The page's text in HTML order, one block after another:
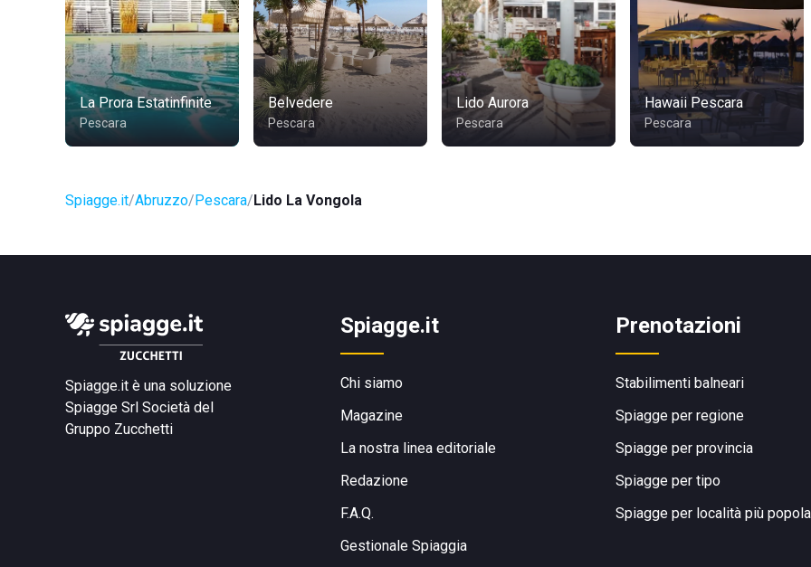
La Prora Estatinfinite
Pescara
Belvedere
Pescara
Lido Aurora
Pescara
Hawaii Pescara
Pescara
Spiagge.it Abruzzo Pescara Lido La Vongola
Spiagge.it è una soluzione
Spiagge Srl Società del
Gruppo Zucchetti
Spiagge.it
Chi siamo
Magazine
La nostra linea editoriale
Redazione
F.A.Q.
Gestionale Spiaggia
Prenotazioni
Stabilimenti balneari
Spiagge per regione
Spiagge per provincia
Spiagge per tipo
Spiagge per località più